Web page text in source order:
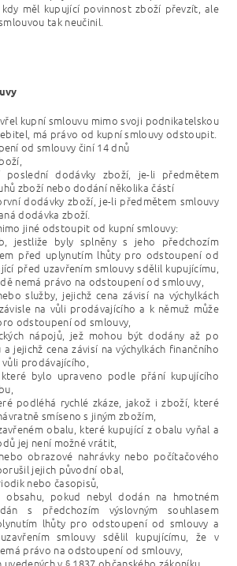
měl kupující povinnost zboží převzít, ale
tak neučinil.
kupní smlouvu mimo svoji podnikatelskou
má právo od kupní smlouvy odstoupit.
od smlouvy činí 14 dnů
dodávky zboží, je-li předmětem
zboží nebo dodání několika částí
dodávky zboží, je-li předmětem smlouvy
dodávka zboží.
jiné odstoupit od kupní smlouvy:
jestliže byly splněny s jeho předchozím
před uplynutím lhůty pro odstoupení od
před uzavřením smlouvy sdělil kupujícímu,
nemá právo na odstoupení od smlouvy,
služby, jejichž cena závisí na výchylkách
na vůli prodávajícího a k němuž může
odstoupení od smlouvy,
nápojů, jež mohou být dodány až po
jejichž cena závisí na výchylkách finančního
vůli prodávajícího,
bylo upraveno podle přání kupujícího
podléhá rychlé zkáze, jakož i zboží, které
smíseno s jiným zbožím,
obalu, které kupující z obalu vyňal a
jej není možné vrátit,
obrazové nahrávky nebo počítačového
jejich původní obal,
nebo časopisů,
obsahu, pokud nebyl dodán na hmotném
s předchozím výslovným souhlasem
lhůty pro odstoupení od smlouvy a
smlouvy sdělil kupujícímu, že v
právo na odstoupení od smlouvy,